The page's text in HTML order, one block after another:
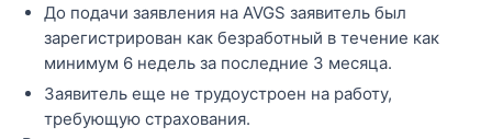
До подачи заявления на AVGS заявитель был
зарегистрирован как безработный в течение как
минимум 6 недель за последние 3 месяца.
Заявитель еще не трудоустроен на работу,
требующую страхования.